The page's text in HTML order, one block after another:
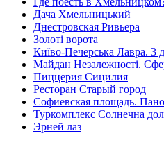
Дача Хмельницький
Днестровская Ривьера
Золоті ворота
Київо-Печерська Лавра. 3
Майдан Незалежності.
Пиццерия Сицилия
Ресторан Старый город
Софиевская площадь.
Туркомплекс Солнечна
Эрней лаз